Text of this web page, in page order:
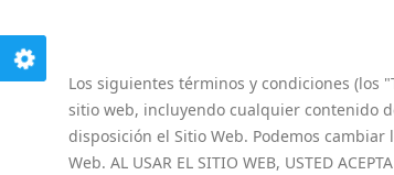
Los siguientes términos y condiciones (los
sitio web, incluyendo cualquier contenido
disposición el Sitio Web. Podemos
Web. AL USAR EL SITIO WEB, USTED